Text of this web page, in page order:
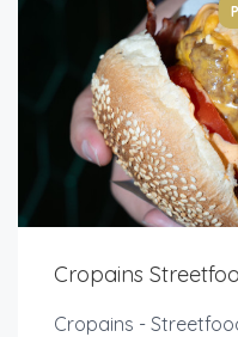
Cropains
Cropains -